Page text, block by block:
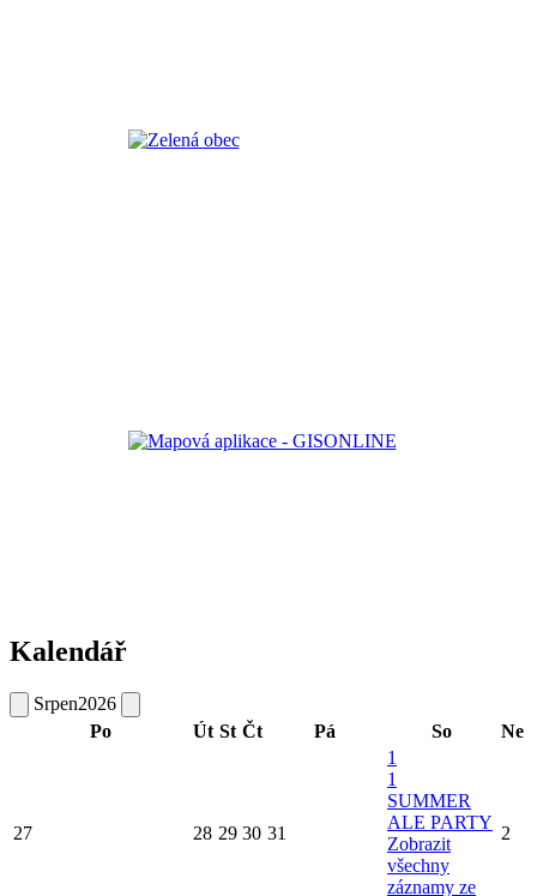
Kalendář
Srpen2026
Po
Út St Čt Pá So Ne
27 28 29 30 31
1
1
SUMMER
ALE PARTY
Zobrazit
všechny
záznamy ze
2